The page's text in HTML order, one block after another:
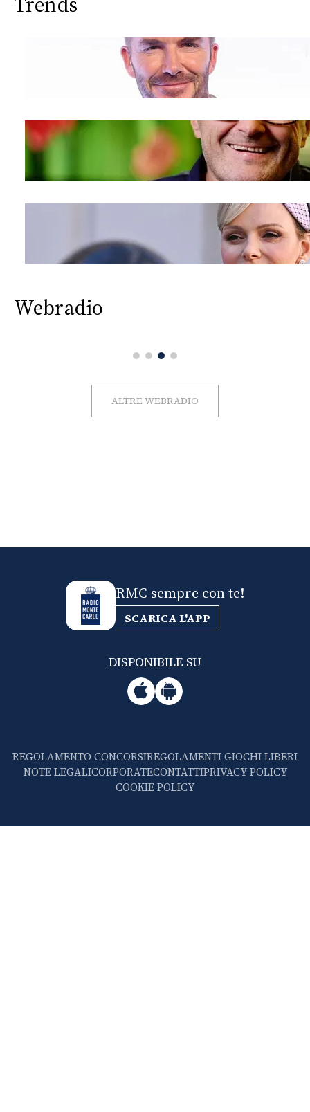
Webradio
ALTRE WEBRADIO
RMC sempre con te!
SCARICA L'APP
DISPONIBILE SU
REGOLAMENTO CONCORSIREGOLAMENTI GIOCHI LIBERI
NOTE LEGALICORPORATECONTATTIPRIVACY POLICY
COOKIE POLICY